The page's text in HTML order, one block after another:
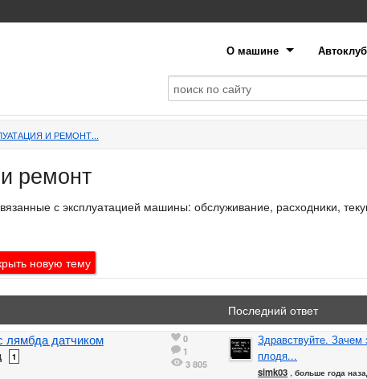
О машине Автоклуб
И РЕМОНТ...
ремонт
с эксплуатацией машины: обслуживание, расходники,
новую тему
Последний ответ
датчиком
1
0
1
3 805
Здравствуйте. Зачем
плодя...
simk03 ,больше года